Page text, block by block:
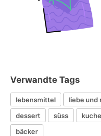
Verwandte Tags
lebensmittel liebe und
dessert
süss
bäcker